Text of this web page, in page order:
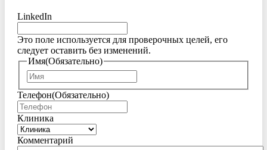
LinkedIn
Это поле используется для проверочных целей, его
следует оставить без изменений.
Имя(Обязательно)
Телефон(Обязательно)
Клиника
Комментарий